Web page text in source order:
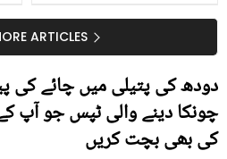
سستا اور قدرتی حلARTICLES
دودھ کی پتیلی میں چائے کی
چونکا دینے والی ٹپس جو آپ
کی بھی بچت کریں